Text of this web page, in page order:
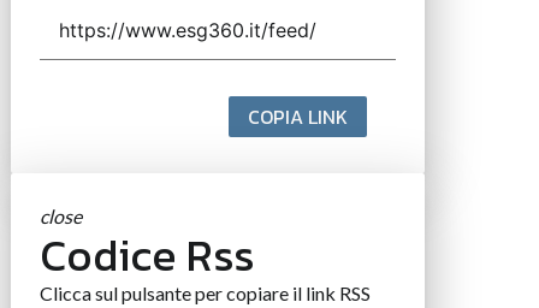
COPIA LINK
close
Codice Rss
Clicca sul pulsante per copiare il link RSS